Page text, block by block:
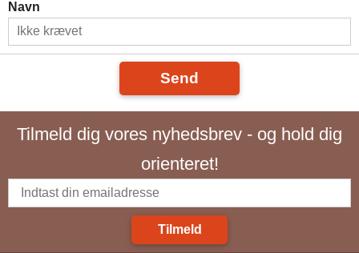
Navn
Send
Tilmeld dig vores nyhedsbrev - og hold dig
orienteret!
Tilmeld